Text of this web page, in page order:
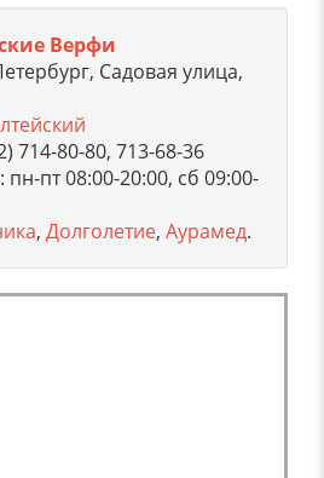
Верфи
Садовая улица,
714-80-80, 713-68-36
пт 08:00-20:00, сб 09:00-
, Долголетие, Аурамед.